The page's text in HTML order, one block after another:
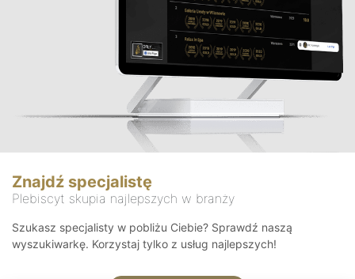
Znajdź specjalistę
Plebiscyt skupia najlepszych w branży
Szukasz specjalisty w pobliżu Ciebie? Sprawdź naszą
wyszukiwarkę. Korzystaj tylko z usług najlepszych!